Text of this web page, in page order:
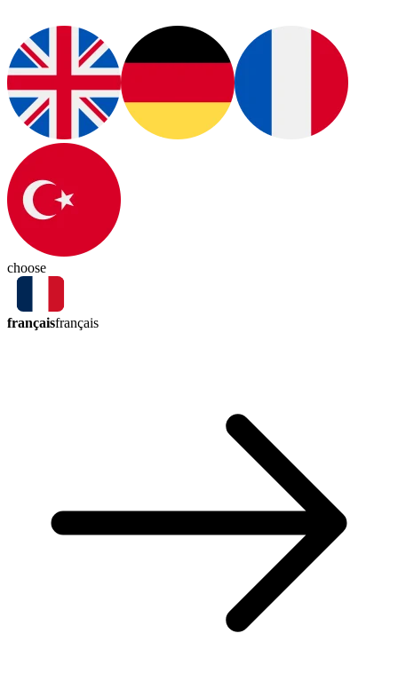
choose
françaisfrançais